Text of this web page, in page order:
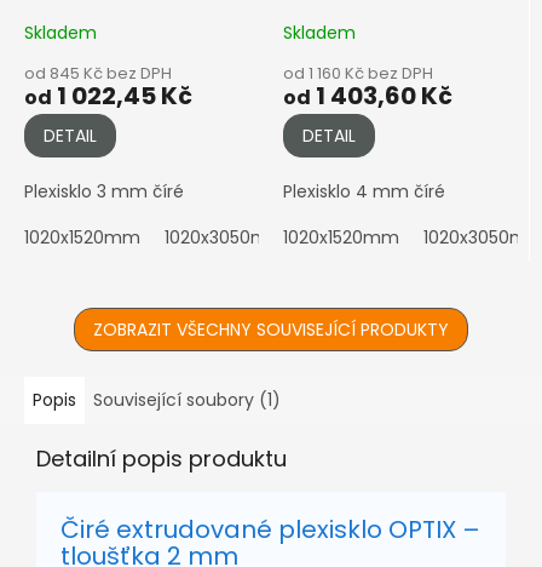
Skladem
od 845 Kč bez DPH
od 1 022,45 Kč
DETAIL
Plexisklo 3 mm číré
1020x1520mm
1020x3050mm 2050x1010mm
Skladem
od 1 160 Kč bez DPH
od 1 403,60 Kč
DETAIL
Plexisklo 4 mm číré
1020x1520mm
ZOBRAZIT VŠECHNY SOUVISEJÍCÍ PRODUKTY
Popis Související soubory (1)
Detailní popis produktu
Čiré extrudované plexisklo OPTIX –
tloušťka 2 mm